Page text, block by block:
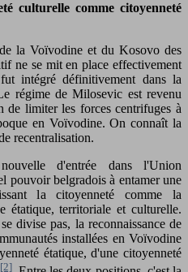
culturelle comme citoyenneté
la Voïvodine et du Kosovo des
ne se mit en place effectivement
intégré définitivement dans la
régime de Milosevic est revenu
de limiter les forces centrifuges à
en Voïvodine. On connaît la
recentralisation.
d'entrée dans l'Union
pouvoir belgradois à entamer une
la citoyenneté comme la
étatique, territoriale et culturelle.
divise pas, la reconnaissance de
installées en Voïvodine
étatique, d'une citoyenneté
[2]